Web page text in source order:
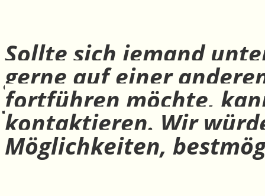
Sollte sich jemand
gerne auf einer
fortführen möchte,
kontaktieren. Wir
Möglichkeiten,